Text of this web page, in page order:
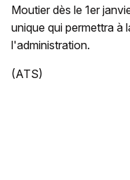
Moutier dès le 1er
unique qui permettra à
l'administration.
(ATS)